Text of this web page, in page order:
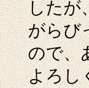
したが
がらび
ので、
よろし